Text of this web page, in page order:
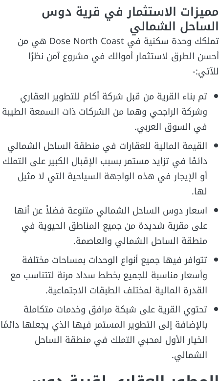
مميزات الاستثمار في قرية دوس
الساحل الشمالي
تملكك وحدة سكنية في Dose North Coast هي من
أحسن الطرق لاستثمار أموالك في مشروع آمن نظرًا
للآتي:-
تم بناء القرية من قبل شركة أكام للتطوير العقاري
وشركة الراجحي وهما من الشركات ذات السمعة الطيبة
في السوق العربي.
القيمة المالية للعقارات في منطقة الساحل الشمالي
دائمًا في تزايد مستمر بسبب الإقبال الكبير على التملك
أو الإيجار في هذه الواجهة السياحية التي لا مثيل
لها.
اسعار دوس الساحل الشمالي متنوعة فضلاً عن أنها
على مقربة شديدة من جميع المناطق الحيوية في
منطقة الساحل الشمالي والعاصمة.
تتوافر فيها جميع أنواع الوحدات بمساحات مختلفة
وأسعار مناسبة للجميع بخطط سداد مرنة لتتناسب مع
القدرة المالية لمختلف الطبقات الاجتماعية.
تحتوي القرية على شبكة مرافق وخدمات متكاملة
بالإضافة إلى التطوير المستمر فيها الذي يجعلها دائمًا
الخيار الأول لمحبي التملك في منطقة الساحل
الشمالي.